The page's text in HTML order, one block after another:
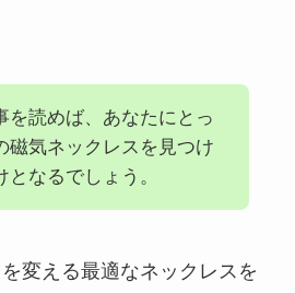
を読めば、あなたにとっ
磁気ネックレスを見つけ
となるでしょう。
変える最適なネックレスを